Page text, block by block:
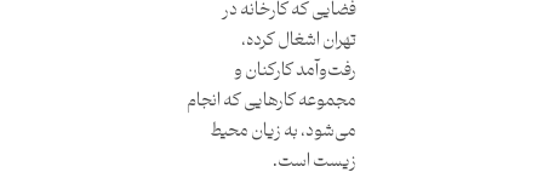
فضایی که کارخانه در
تهران اشغال کرده،
رفت‌و‌آمد کارکنان و
مجموعه کارهایی که انجام
می‌شود، به زیان محیط
زیست است.